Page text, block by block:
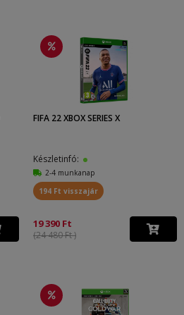
FIFA 22 XBOX SERIES X
Készletinfó:
2-4 munkanap
194 Ft visszajár
19 390 Ft
(24 480 Ft )